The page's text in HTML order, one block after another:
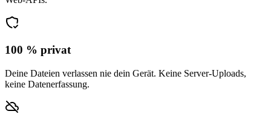
100 % privat
Deine Dateien verlassen nie dein Gerät. Keine Server-Uploads,
keine Datenerfassung.